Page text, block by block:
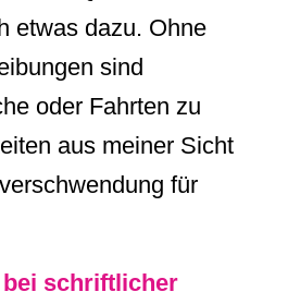
etwas dazu. Ohne
sind
oder Fahrten zu
aus meiner Sicht
für
schriftlicher